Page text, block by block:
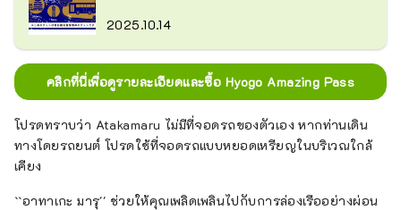
2025.10.14
คลิกที่นี่เพื่อดูรายละเอียดและซื้อ Hyogo Amazing Pass
โปรดทราบว่า Atakamaru ไม่มีที่จอดรถของตัวเอง หากท่านเดิน
ทางโดยรถยนต์ โปรดใช้ที่จอดรถแบบหยอดเหรียญในบริเวณใกล้
เคียง
``อาทาเกะ มารุ'' ช่วยให้คุณเพลิดเพลินไปกับการล่องเรืออย่างผ่อน